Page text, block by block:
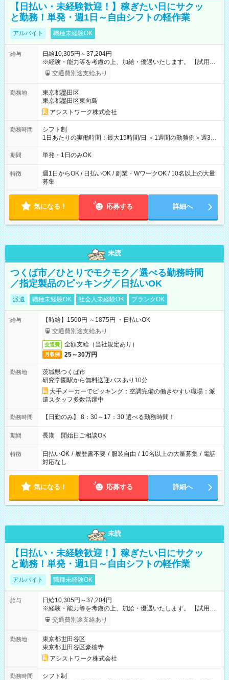
【日払い・未経験歓迎！】稼ぎたい日にサクッ
と勤務！単発・週1日～自由シフトの軽作業
アルバイト 職種未経験OK
給与
日給10,305円～37,204円
※経験・能力等を考慮の上、加給・優遇いたします。 【試用期
間】試用期間なし
交通費別途支給あり
勤務地
東京都墨田区
東京都墨田区東向島
アシストワーク株式会社
勤務時間
シフト制
1日あたりの実働時間：最大15時間/日 ＜1週間の勤務例＞週3回
勤務 勤務：月・水・金 休み：火・木・土・日 好きな時にお仕事
可能です！ ※1日あたりの最大実働時間は日勤、夜勤共に勤務し
期間 単発・1日のみOK
特徴
週1日からOK / 日払いOK / 副業・WワークOK / 10名以上の大量
募集
気になる！ 応募する 詳細へ
未読
つくば市／ひとりでモクモク／選べる勤務時間
／指定製品のピッキング／日払いOK
派遣 職種未経験OK 社会人未経験OK ブランクOK
給与
【時給】1500円 ～1875円 ・日払いOK
交通費別途支給あり
交通費 全額支給（当社規定あり）
月収例 25～30万円
勤務地
茨城県つくば市
研究学園駅から無料送迎バスあり10分
大手メーカーでピッキング：空調完備の働きやすい職場：派
遣スタッフ多数活躍中
勤務時間 【日勤のみ】 8：30～17：30 選べる勤務時間！
期間 長期 開始日ご相談OK
特徴 日払いOK / 履歴書不要 / 服装自由 / 10名以上の大量募集 / 電話
対応なし
気になる！ 応募する 詳細へ
未読
【日払い・未経験歓迎！】稼ぎたい日にサクッ
と勤務！単発・週1日～自由シフトの軽作業
アルバイト 職種未経験OK
給与
日給10,305円～37,204円
※経験・能力等を考慮の上、加給・優遇いたします。 【試用期
間】試用期間なし
交通費別途支給あり
勤務地
東京都世田谷区
東京都世田谷区豪徳寺
アシストワーク株式会社
勤務時間
シフト制